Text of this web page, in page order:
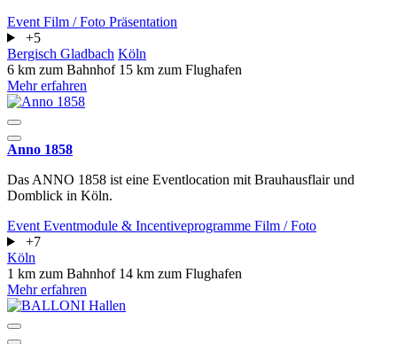
Event Film / Foto Präsentation
+5
Bergisch Gladbach Köln
6 km zum Bahnhof 15 km zum Flughafen
Mehr erfahren
Anno 1858
Das ANNO 1858 ist eine Eventlocation mit Brauhausflair und
Domblick in Köln.
Event Eventmodule & Incentiveprogramme Film / Foto
+7
Köln
1 km zum Bahnhof 14 km zum Flughafen
Mehr erfahren